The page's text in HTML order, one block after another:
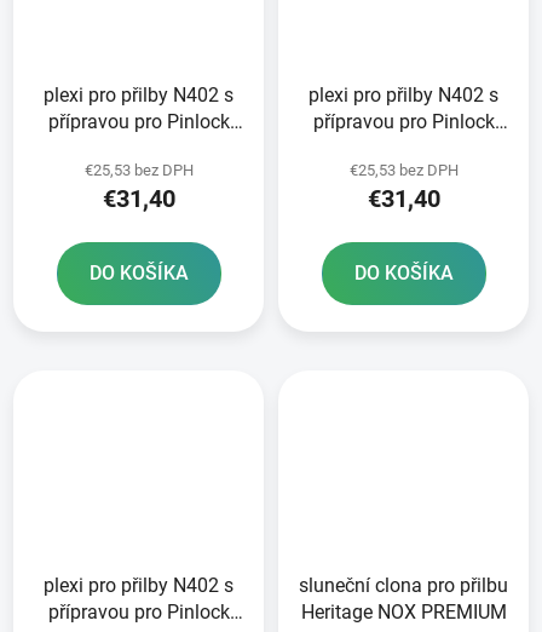
plexi pro přilby N402 s
přípravou pro Pinlock
€25,53 bez DPH
€31,40
DO KOŠÍKA
plexi pro přilby N402 s
přípravou pro Pinlock
€25,53 bez DPH
€31,40
DO KOŠÍKA
plexi pro přilby N402 s
přípravou pro Pinlock
sluneční clona pro přilbu
Heritage NOX PREMIUM